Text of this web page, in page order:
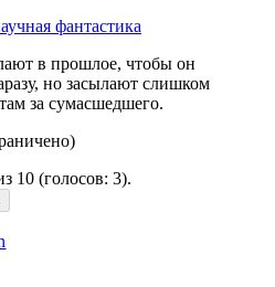
фантастика
в прошлое, чтобы он
но засылают слишком
за сумасшедшего.
10 (голосов: 3).